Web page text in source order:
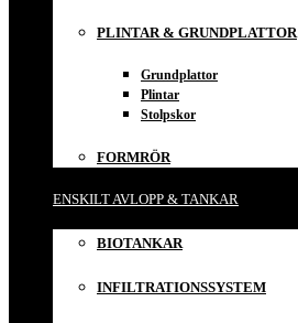
PLINTAR & GRUNDPLATTOR
Grundplattor
Plintar
Stolpskor
FORMRÖR
ENSKILT AVLOPP & TANKAR
BIOTANKAR
INFILTRATIONSSYSTEM